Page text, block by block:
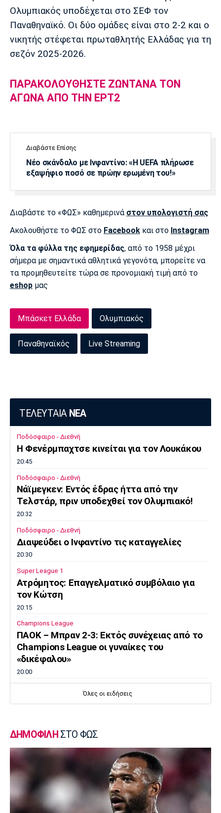
Πολιτισμός
Τραγούδια
Cine Spot
Media
Πρόγραμμα TV
Ιωνικός Κηφισιά Πανσερραϊκός
Μάντσεστερ
Γιουνάιτεντ
Τσέλσι Άρσεναλ
Λίβερπουλ
Μάντσεστερ
Σίτι
Γιουβέντους
Μπορούσια
Ντόρτμουντ
Παρί Σεν
Ζερμέν
Μονακό
Ερυθρός
Τότεναμ
Μπενφίκα
Ολυμπιακός υποδέχεται στο ΣΕΦ τον
Παναθηναϊκό. Οι δύο ομάδες είναι στο 2-2 και ο
νικητής στέφεται πρωταθλητής Ελλάδας για τη
σεζόν 2025-2026.
ΠΑΡΑΚΟΛΟΥΘΗΣΤΕ ΖΩΝΤΑΝΑ ΤΟΝ
ΑΓΩΝΑ ΑΠΟ ΤΗΝ ΕΡΤ2
Διαβάστε Επίσης
Νέο σκάνδαλο με Ινφαντίνο: «Η UEFA πλήρωσε
εξαψήφιο ποσό σε πρώην ερωμένη του!»
Διαβάστε το «ΦΩΣ» καθημερινά στον υπολογιστή σας
Ακολουθήστε το ΦΩΣ στο Facebook και στο Instagram
Όλα τα φύλλα της εφημερίδας, από το 1958 μέχρι
σήμερα με σημαντικά αθλητικά γεγονότα, μπορείτε να
τα προμηθευτείτε τώρα σε προνομιακή τιμή από το
eshop μας
Μπάσκετ Ελλάδα Ολυμπιακός
Παναθηναϊκός Live Streaming
ΤΕΛΕΥΤΑΙΑ ΝΕΑ
Ποδόσφαιρο - Διεθνή
Η Φενέρμπαχτσε κινείται για τον Λουκάκου
20:45
Ποδόσφαιρο - Διεθνή
Νάϊμεγκεν: Εντός έδρας ήττα από την
Tελστάρ, πριν υποδεχθεί τον Ολυμπιακό!
20:32
Ποδόσφαιρο - Διεθνή
Διαψεύδει ο Ινφαντίνο τις καταγγελίες
20:30
Super League 1
Ατρόμητος: Επαγγελματικό συμβόλαιο για
τον Κώτση
20:15
Champions League
ΠΑΟΚ – Μπραν 2-3: Εκτός συνέχειας από το
Champions League οι γυναίκες του
«δικέφαλου»
20:00
Λεβαδειακός: Και επίσημα δικός του ο
Ποδόσφαιρο - Διεθνή
«Χρυσή» συμφωνία Τραμπζονσπόρ με Σαλάχ
– Έσοδα 12 εκατ. ευρώ σε τρεις ημέρες
19:30
Μπάσκετ Ελλάδα
Βίκος Ιωαννίνων: Ανακοίνωσε Αγραβάνη
Όλες οι ειδήσεις
ΔΗΜΟΦΙΛΗ ΣΤΟ ΦΩΣ